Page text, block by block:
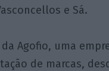
e Sá.
Agofio, uma
de marcas,